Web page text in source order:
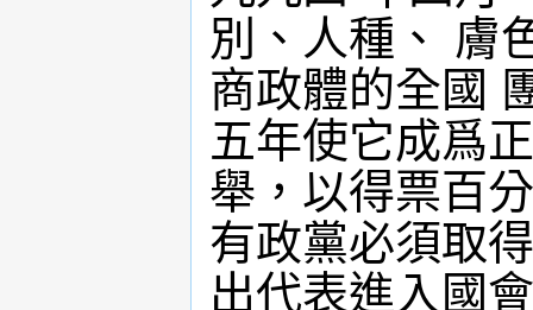
別、人種、 膚
商政體的全國
五年使它成爲
舉，以得票百
有政黨必須取
出代表進入國